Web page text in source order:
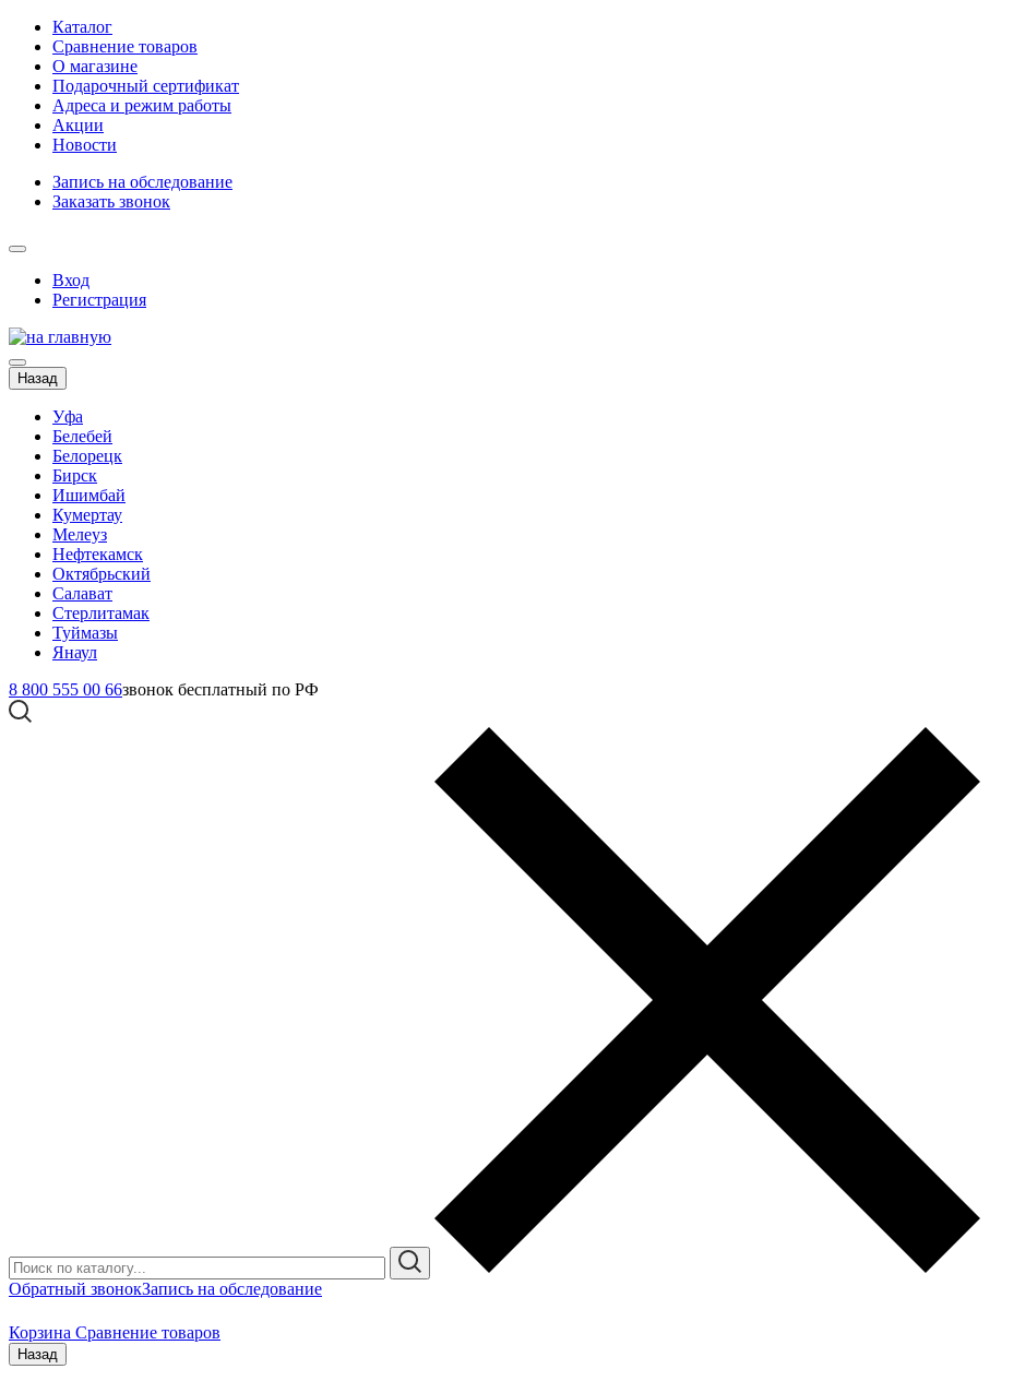
Каталог
Сравнение товаров
О магазине
Подарочный сертификат
Адреса и режим работы
Акции
Новости
Запись на обследование
Заказать звонок
Вход
Регистрация
Назад
Уфа
Белебей
Белорецк
Бирск
Ишимбай
Кумертау
Мелеуз
Нефтекамск
Октябрьский
Салават
Стерлитамак
Туймазы
Янаул
8 800 555 00 66звонок бесплатный по РФ
Обратный звонокЗапись на обследование
Корзина Сравнение товаров
Назад